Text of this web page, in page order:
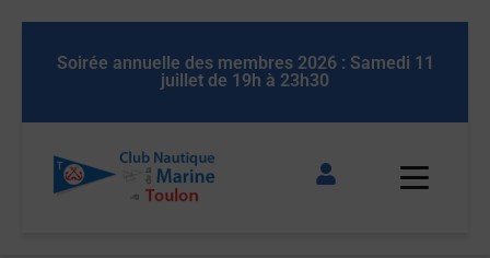
Soirée annuelle des membres 2026 : Samedi 11
juillet de 19h à 23h30